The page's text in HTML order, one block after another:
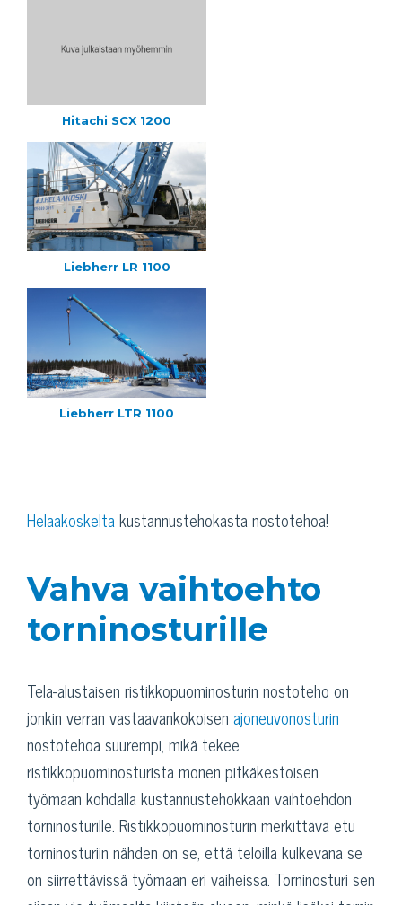
Hitachi SCX 1200
Liebherr LR 1100
Liebherr LTR 1100
Helaakoskeltakustannustehokasta nostotehoa!
Vahva vaihtoehto
torninosturille
Tela-alustaisen ristikkopuominosturin nostoteho on
jonkin verran vastaavankokoisen ajoneuvonosturin
nostotehoa suurempi, mikä tekee
ristikkopuominosturista monen pitkäkestoisen
työmaan kohdalla kustannustehokkaan vaihtoehdon
torninosturille. Ristikkopuominosturin merkittävä etu
torninosturiin nähden on se, että teloilla kulkevana se
on siirrettävissä työmaan eri vaiheissa. Torninosturi sen